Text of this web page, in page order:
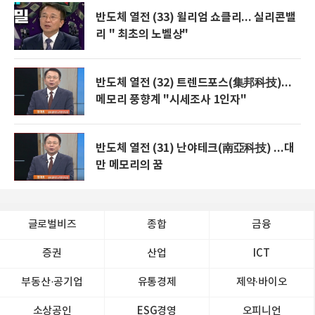
반도체 열전 (33) 윌리엄 쇼클리... 실리콘밸
리 " 최초의 노벨상"
반도체 열전 (32) 트렌드포스(集邦科技)...
메모리 풍향계 "시세조사 1인자"
반도체 열전 (31) 난야테크(南亞科技) ...대
만 메모리의 꿈
글로벌비즈 종합 금융
증권 산업 ICT
부동산·공기업 유통경제 제약∙바이오
소상공인 ESG경영 오피니언